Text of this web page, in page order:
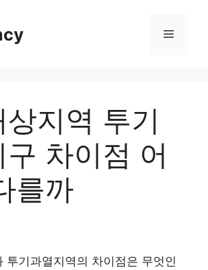
Menu
지역 투기
차이점 어
를까
투기과열지역의 차이점은 무엇인